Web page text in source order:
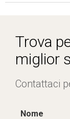
Trova
miglior
Contattaci
Nome